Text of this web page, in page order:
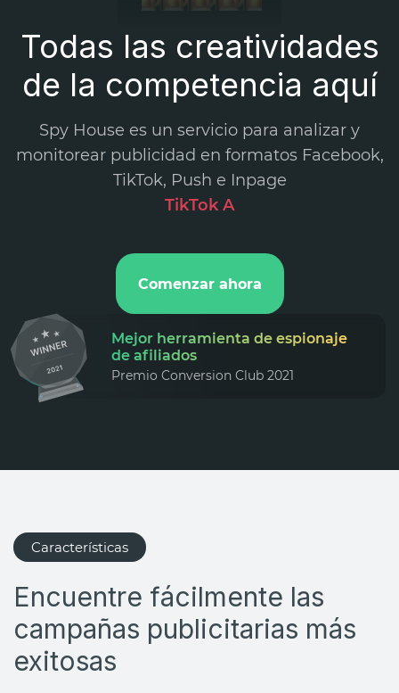
Todas las creatividades
de la competencia aquí
Spy House es un servicio para analizar y
monitorear publicidad en formatos Facebook,
TikTok, Push e Inpage
.
Comenzar ahora
Mejor herramienta de espionaje
de afiliados
Premio Conversion Club 2021
Características
Encuentre fácilmente las
campañas publicitarias más
exitosas